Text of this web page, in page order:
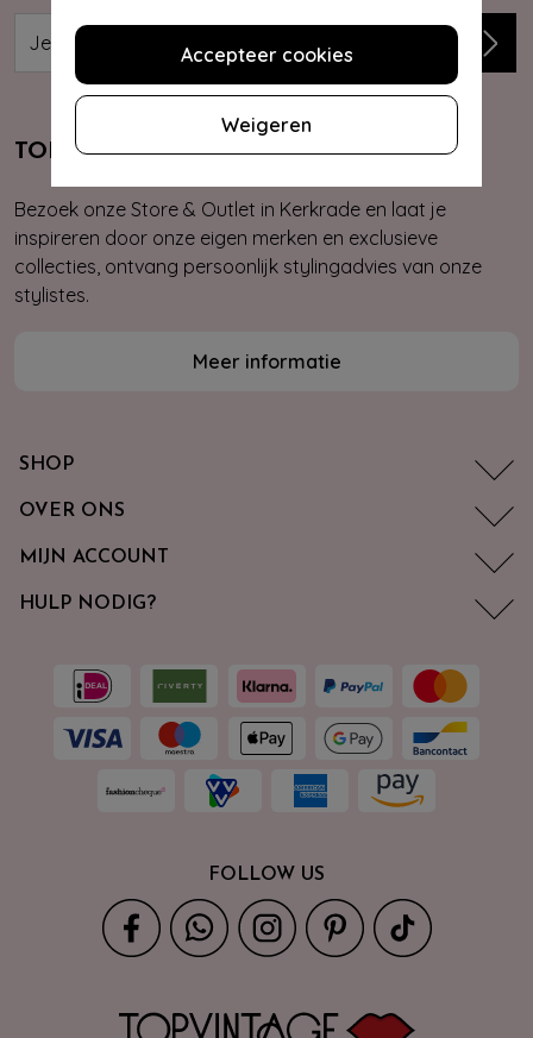
Accepteer cookies
Weigeren
TOPVINTAGE STORE & OUTLET
Bezoek onze Store & Outlet in Kerkrade en laat je
inspireren door onze eigen merken en exclusieve
collecties, ontvang persoonlijk stylingadvies van onze
stylistes.
Meer informatie
SHOP
OVER ONS
MIJN ACCOUNT
HULP NODIG?
FOLLOW US